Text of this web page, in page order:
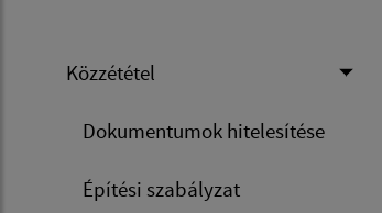
Közzététel
Dokumentumok hitelesítése
Építési szabályzat